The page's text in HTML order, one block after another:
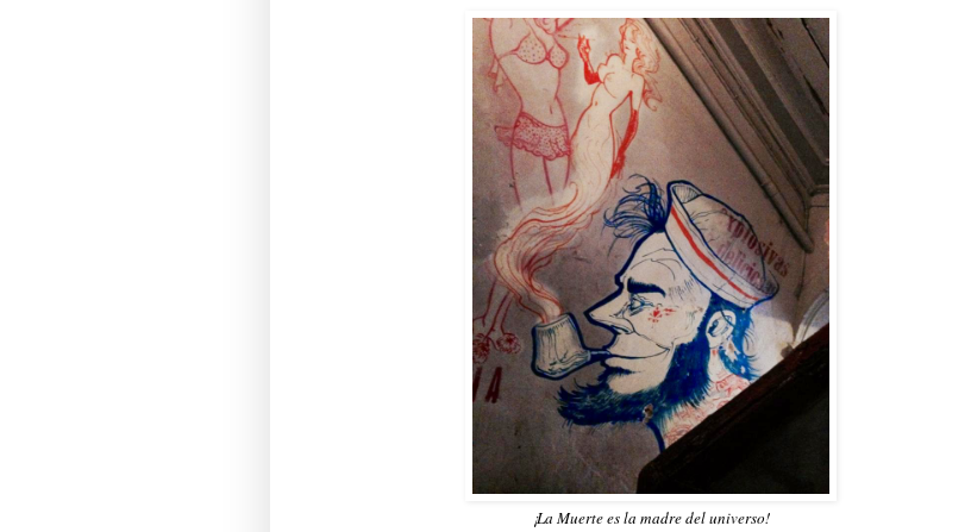
¡La Muerte es la madre del universo!